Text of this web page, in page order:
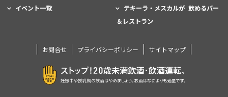
イベント一覧
テキーラ・メスカルが 飲めるバー
＆レストラン
お問合せ プライバシーポリシー サイトマップ